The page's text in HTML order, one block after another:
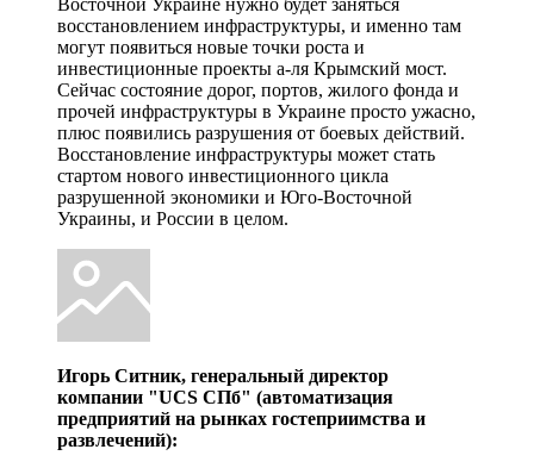
восстановлением инфраструктуры, и именно там
могут появиться новые точки роста и
инвестиционные проекты a-ля Крымский мост.
Сейчас состояние дорог, портов, жилого фонда и
прочей инфраструктуры в Украине просто ужасно,
плюс появились разрушения от боевых действий.
Восстановление инфраструктуры может стать
стартом нового инвестиционного цикла
разрушенной экономики и Юго-Восточной
Украины, и России в целом.
Игорь Ситник, генеральный директор
компании "UCS СПб" (автоматизация
предприятий на рынках гостеприимства и
развлечений):